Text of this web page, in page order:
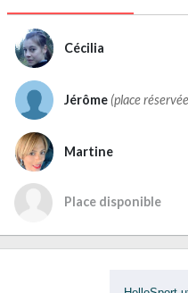
Cécilia
Jérôme (place
Martine
Place disponible